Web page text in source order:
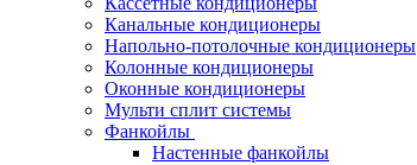
Канальные кондиционеры
Напольно-потолочные кондиционеры
Колонные кондиционеры
Оконные кондиционеры
Мульти сплит системы
Фанкойлы
Настенные фанкойлы